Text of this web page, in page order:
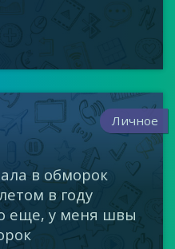
Личное
в обморок
в году
еще, у меня швы